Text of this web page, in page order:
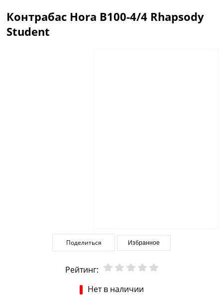
Контрабас Hora B100-4/4 Rhapsody
Student
Поделиться Избранное
Рейтинг:
Нет в наличии